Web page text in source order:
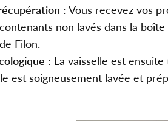
: Vous recevez vos
non lavés dans la
Filon.
: La vaisselle est
est soigneusement lavée et